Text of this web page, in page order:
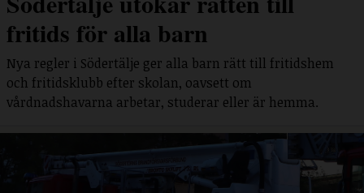
fritids för alla barn
Nya regler i Södertälje ger alla barn rätt till fritidshem
och fritidsklubb efter skolan, oavsett om
vårdnadshavarna arbetar, studerar eller är hemma.